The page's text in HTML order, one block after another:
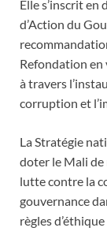
Elle s’inscrit
d’Action du
Refondation en
à travers
corruption et
La Stratégie
doter le Mali de
lutte contre la
gouvernance
règles